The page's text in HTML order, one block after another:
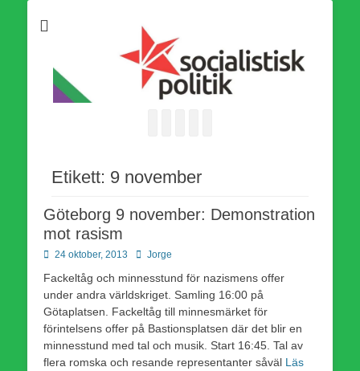
världsomfattande socialistiska Fjärde Internationalen och en viktig
tillgång i kampen för en socialistisk framtid!
Etikett: 9 november
Göteborg 9 november: Demonstration
mot rasism
Publicerad
24 oktober, 2013 Författare
Jorge
Fackeltåg och minnesstund för nazismens offer
under andra världskriget. Samling 16:00 på
Götaplatsen. Fackeltåg till minnesmärket för
förintelsens offer på Bastionsplatsen där det blir en
minnesstund med tal och musik. Start 16:45. Tal av
flera romska och resande representanter såväl Läs